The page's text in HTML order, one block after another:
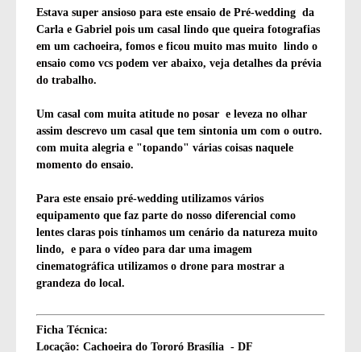
Estava super ansioso para este ensaio de Pré-wedding da
Carla e Gabriel pois um casal lindo que queira fotografias
em um cachoeira, fomos e ficou muito mas muito lindo o
ensaio como vcs podem ver abaixo, veja detalhes da prévia
do trabalho.
Um casal com muita atitude no posar e leveza no olhar
assim descrevo um casal que tem sintonia um com o outro.
com muita alegria e "topando" várias coisas naquele
momento do ensaio.
Para este ensaio pré-wedding utilizamos vários
equipamento que faz parte do nosso diferencial como
lentes claras pois tínhamos um cenário da natureza muito
lindo, e para o vídeo para dar uma imagem
cinematográfica utilizamos o drone para mostrar a
grandeza do local.
Ficha Técnica:
Locação: Cachoeira do Tororó Brasília - DF